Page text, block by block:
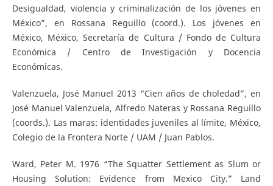
Desigualdad, violencia y criminalización de los jóvenes en
México”, en Rossana Reguillo (coord.). Los jóvenes en
México, México, Secretaría de Cultura / Fondo de Cultura
Económica / Centro de Investigación y Docencia
Económicas.
Valenzuela, José Manuel 2013 “Cien años de choledad”, en
José Manuel Valenzuela, Alfredo Nateras y Rossana Reguillo
(coords.). Las maras: identidades juveniles al límite, México,
Colegio de la Frontera Norte / UAM / Juan Pablos.
Ward, Peter M. 1976 “The Squatter Settlement as Slum or
Housing Solution: Evidence from Mexico City.” Land